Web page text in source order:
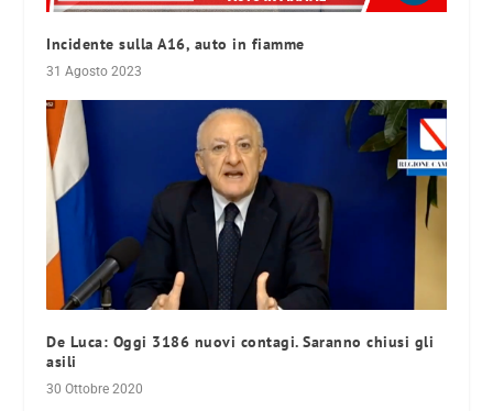
Incidente sulla A16, auto in fiamme
31 Agosto 2023
De Luca: Oggi 3186 nuovi contagi. Saranno chiusi gli
asili
30 Ottobre 2020